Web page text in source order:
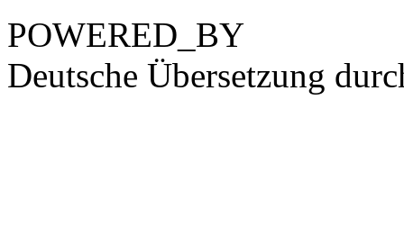
POWERED_BY
Deutsche Übersetzung